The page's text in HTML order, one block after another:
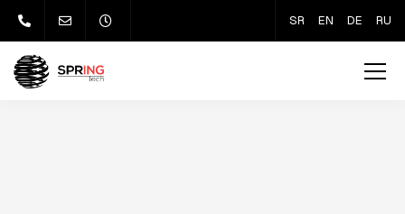
SR EN DE RU